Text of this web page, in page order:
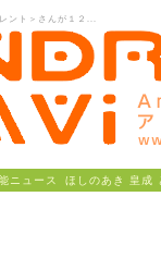
ント＞さんが１２...
ニュース ほしのあき 皇